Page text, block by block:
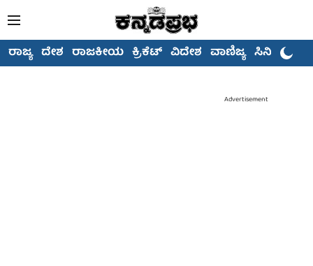
ರಾಜ್ಯ ದೇಶ ರಾಜಕೀಯ ಕ್ರಿಕೆಟ್ ವಿದೇಶ ವಾಣಿಜ್ಯ ಸಿನಿಮಾ
Advertisement